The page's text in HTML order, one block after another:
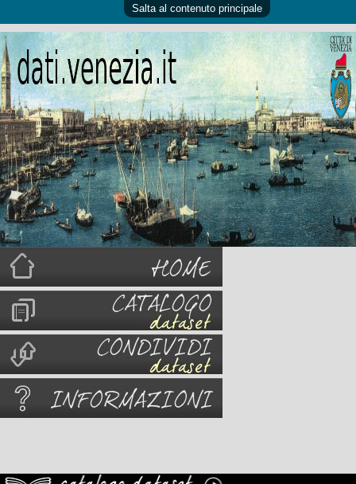
Salta al contenuto principale